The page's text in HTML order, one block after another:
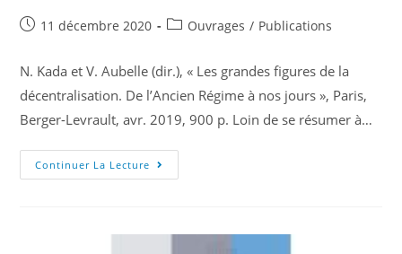
11 décembre 2020 Ouvrages / Publications
N. Kada et V. Aubelle (dir.), « Les grandes figures de la
décentralisation. De l’Ancien Régime à nos jours », Paris,
Berger-Levrault, avr. 2019, 900 p. Loin de se résumer à…
Continuer La Lecture